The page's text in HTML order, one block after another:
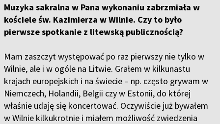
Muzyka sakralna w Pana wykonaniu zabrzmiała w
kościele św. Kazimierza w Wilnie. Czy to było
pierwsze spotkanie z litewską publicznością?
Mam zaszczyt występować po raz pierwszy nie tylko w
Wilnie, ale i w ogóle na Litwie. Grałem w kilkunastu
krajach europejskich i na świecie – np. często grywam w
Niemczech, Holandii, Belgii czy w Estonii, do której
właśnie udaję się koncertować. Oczywiście już bywałem
w Wilnie kilkukrotnie i miałem możliwość zwiedzenia